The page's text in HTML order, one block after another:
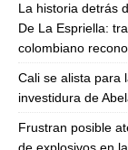
La historia detrás
De La Espriella:
colombiano
Cali se alista para
investidura de
Frustran posible